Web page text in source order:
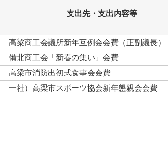
支出先・支出内容等
高梁商工会議所新年互例会会費（正副議長）
備北商工会「新春の集い」会費
高梁市消防出初式食事会会費
一社）高梁市スポーツ協会新年懇親会会費